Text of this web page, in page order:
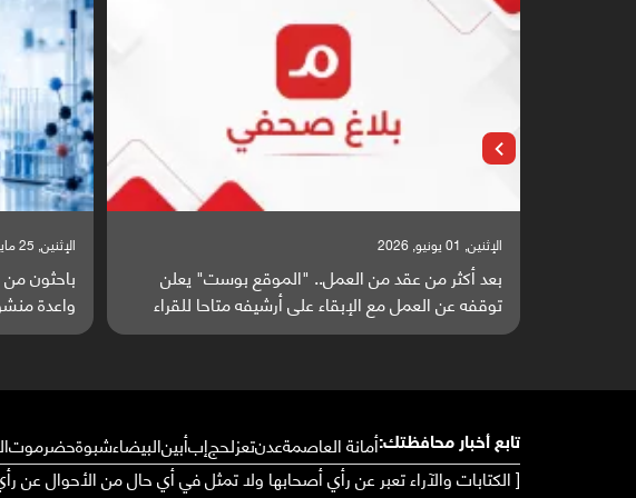
الإثنين, 25 مايو, 2026
باحثون من اليمن يدخلون سباق أبحاث ألزهايمر بدراسة
واعدة منشورة عالميا (ترجمة)
السبت, 23 مايو, 2026
صراع
ساحة
تابع أخبار محافظتك:أمانة العاصمةعدنتعزلحجإبأبينالبيضاءشبوةحضرموت
[ الكتابات والآراء تعبر عن رأي أصحابها ولا تمثل في أي حال من الأحوال عن